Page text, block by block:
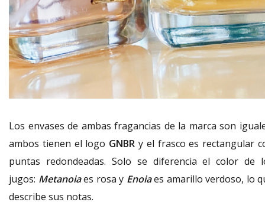
Los envases de ambas fragancias de la marca son
ambos tienen el logo GNBR y el frasco es rectangular
puntas redondeadas. Solo se diferencia el color de
jugos: Metanoiaes rosa y Enoiaes amarillo verdoso, lo
describe sus notas.